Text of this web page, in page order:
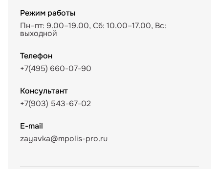
Режим работы
Пн–пт: 9.00–19.00, Сб: 10.00–17.00, Вс:
выходной
Телефон
+7(495) 660-07-90
Консультант
+7(903) 543-67-02
E-mail
zayavka@mpolis-pro.ru